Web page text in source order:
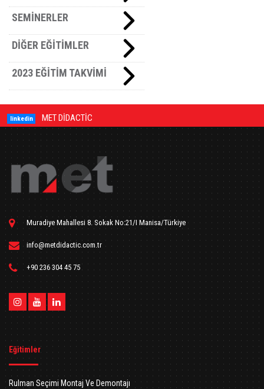
SEMİNERLER
DİĞER EĞİTİMLER
2023 EĞİTİM TAKVİMİ
linkedin MET DİDACTİC
Muradiye Mahallesi 8. Sokak No:21/I Manisa/Türkiye
info@metdidactic.com.tr
+90 236 304 45 75
Eğitimler
Rulman Seçimi Montaj Ve Demontajı